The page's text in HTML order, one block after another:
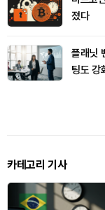
졌다
플래닛
팅도 강
카테고리 기사